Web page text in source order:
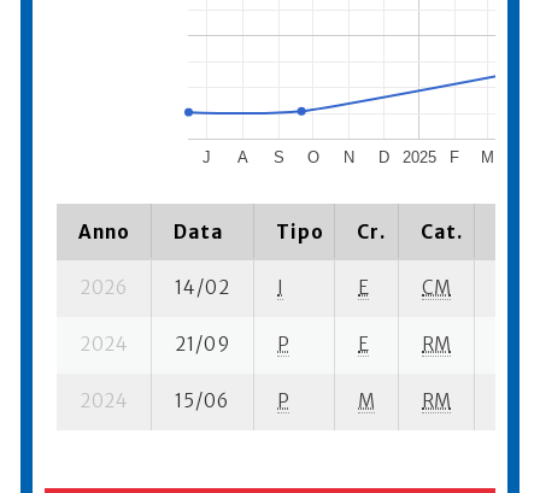
2025
J A S O N D F M
Anno Data Tipo Cr. Cat.
2026 14/02 I E CM
2024 21/09 P E RM
2024 15/06 P M RM